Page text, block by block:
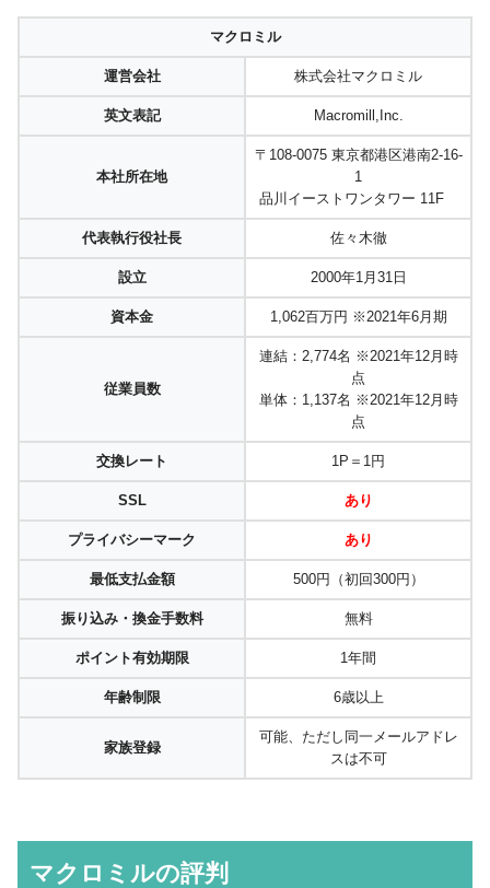
マクロミル
運営会社 株式会社マクロミル
英文表記 Macromill,Inc.
本社所在地
〒108-0075 東京都港区港南2-16-
1
品川イーストワンタワー 11F
代表執行役社長 佐々木徹
設立 2000年1月31日
資本金 1,062百万円 ※2021年6月期
従業員数
連結：2,774名 ※2021年12月時
点
単体：1,137名 ※2021年12月時
点
交換レート 1P＝1円
SSL あり
プライバシーマーク あり
最低支払金額 500円（初回300円）
振り込み・換金手数料 無料
ポイント有効期限 1年間
年齢制限 6歳以上
家族登録
可能、ただし同一メールアドレ
スは不可
マクロミルの評判